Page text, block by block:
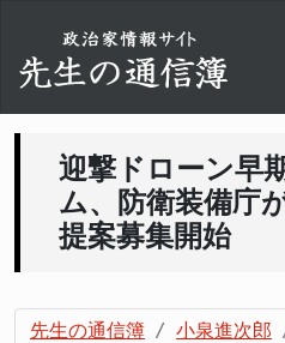
迎撃ドローン早
ム、防衛装備庁
提案募集開始
先生の通信簿 小泉進次郎